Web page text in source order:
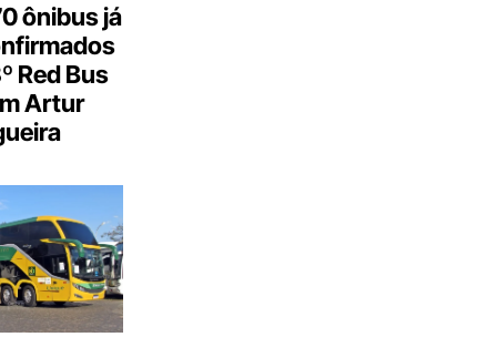
ônibus já
Red Bus
Artur